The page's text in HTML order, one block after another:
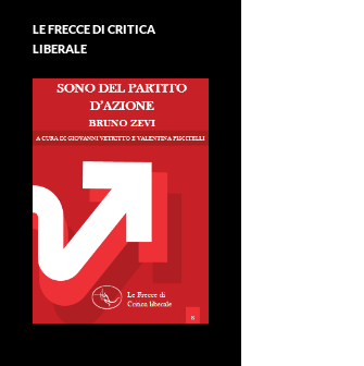
LE FRECCE DI CRITICA
LIBERALE